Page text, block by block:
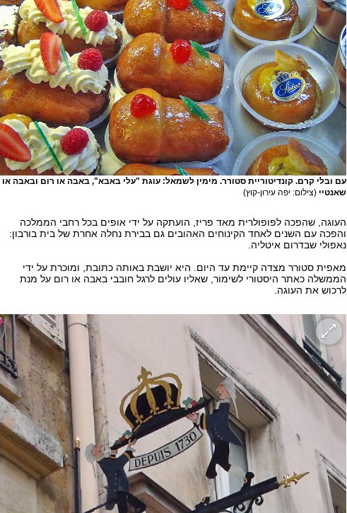
עם ובלי קרם. קונדיטוריית סטורר. מימין לשמאל: עוגת "עלי באבא", באבה או רום ובאבה או
שאנטיי (צילום: יפה עירון-קוץ)
העוגה, שהפכה לפופולרית מאד פריז, הועתקה על ידי אופים בכל רחבי הממלכה
והפכה עם השנים לאחד הקינוחים האהובים גם בבירת נחלה אחרת של בית בורבון:
נאפולי שבדרום איטליה.
מאפית סטורר מצדה קיימת עד היום. היא יושבת באותה כתובת, ומוכרת על ידי
הממשלה כאתר היסטורי לשימור, שאליו עולים לרגל חובבי באבה או רום על מנת
לרכוש את העוגה.